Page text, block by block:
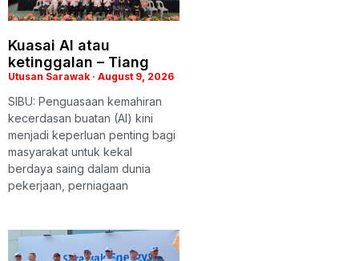
Kuasai AI atau
ketinggalan – Tiang
Utusan Sarawak August 9, 2026
SIBU: Penguasaan kemahiran
kecerdasan buatan (AI) kini
menjadi keperluan penting bagi
masyarakat untuk kekal
berdaya saing dalam dunia
pekerjaan, perniagaan